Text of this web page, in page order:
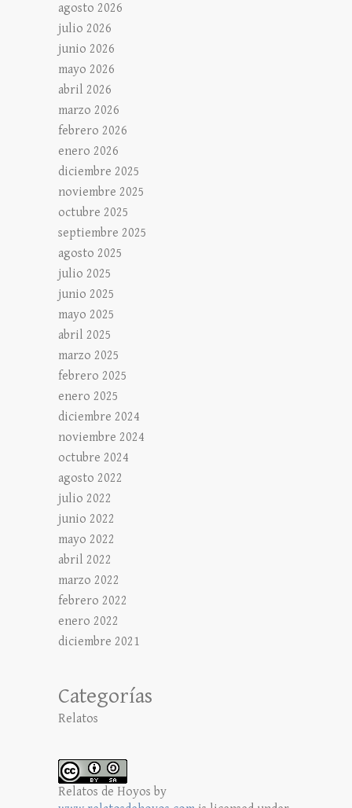
agosto 2026
julio 2026
junio 2026
mayo 2026
abril 2026
marzo 2026
febrero 2026
enero 2026
diciembre 2025
noviembre 2025
octubre 2025
septiembre 2025
agosto 2025
julio 2025
junio 2025
mayo 2025
abril 2025
marzo 2025
febrero 2025
enero 2025
diciembre 2024
noviembre 2024
octubre 2024
agosto 2022
julio 2022
junio 2022
mayo 2022
abril 2022
marzo 2022
febrero 2022
enero 2022
diciembre 2021
Categorías
Relatos
Relatos de Hoyos by